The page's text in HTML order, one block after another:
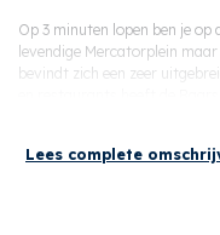
Op 3 minuten lopen ben je
levendige Mercatorplein
bevindt zich een zeer
Lees complete